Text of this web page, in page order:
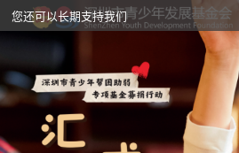
您还可以长期支持我们